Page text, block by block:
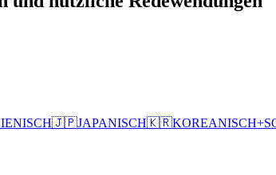
🇯🇵JAPANISCH🇰🇷KOREANISCH+